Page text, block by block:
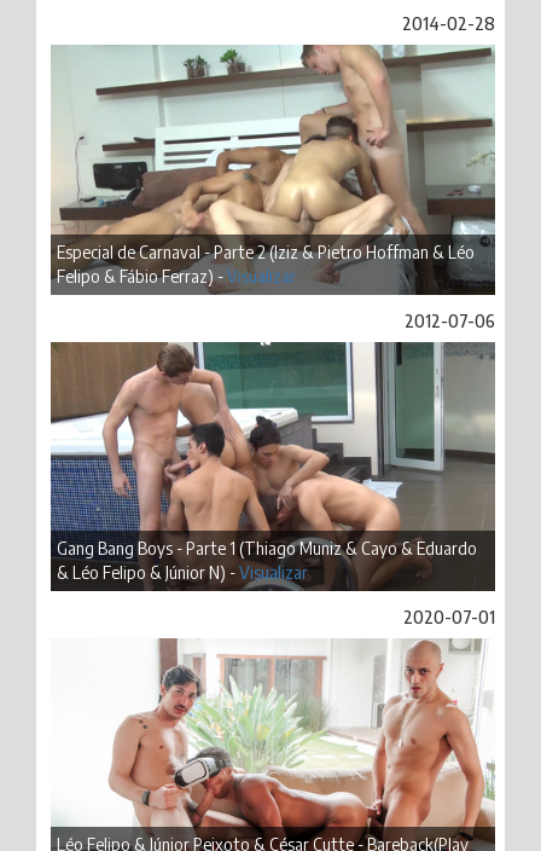
2014-02-28
Especial de Carnaval - Parte 2 (Iziz & Pietro Hoffman & Léo
Felipo & Fábio Ferraz) -Visualizar
2012-07-06
Gang Bang Boys - Parte 1 (Thiago Muniz & Cayo & Eduardo
& Léo Felipo & Júnior N) -Visualizar
2020-07-01
Léo Felipo & Júnior Peixoto & César Cutte - Bareback(Play